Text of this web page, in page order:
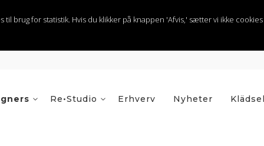
brug for statistik. Hvis du klikker på knappen 'Afvis,' sætter vi ikke
Re•Studio Nyheter Klädsel
Erhverv